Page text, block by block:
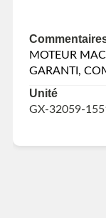
MOTEUR
GARANTI,
Unité
GX-32059-